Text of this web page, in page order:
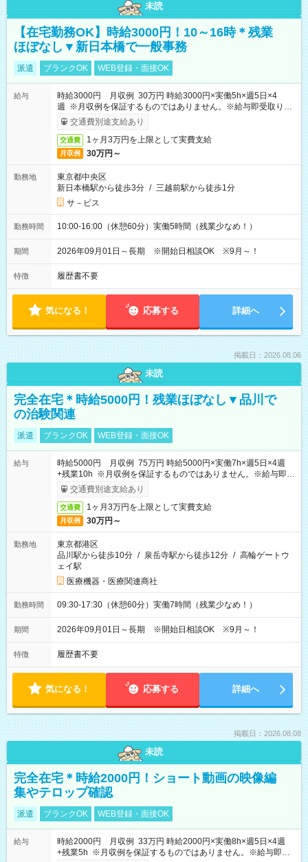
未読
【在宅勤務OK】時給3000円！10～16時＊残業
ほぼなし▼新日本橋で一般事務
派遣 ブランクOK WEB登録・面接OK
給与
時給3000円 月収例 30万円 時給3000円×実働5h×週5日×4
週 ※月収例を保証するものではありません。※給与即受取りサ
ービス利用可（利用条件有）
交通費別途支給あり
交通費 1ヶ月3万円を上限として実費支給
月収例 30万円～
勤務地
東京都中央区
新日本橋駅から徒歩3分 / 三越前駅から徒歩1分
サ－ビス
勤務時間 10:00-16:00（休憩60分）実働5時間（残業少なめ！）
期間 2026年09月01日～長期 ※開始日相談OK ※9月～！
特徴 履歴書不要
気になる！ 応募する 詳細へ
掲載日：2026.08.06
未読
完全在宅＊時給5000円！残業ほぼなし▼品川で
の治験関連
派遣 ブランクOK WEB登録・面接OK
給与
時給5000円 月収例 75万円 時給5000円×実働7h×週5日×4週
+残業10h ※月収例を保証するものではありません。※給与即受
取りサービス利用可（利用条件有）
交通費別途支給あり
交通費 1ヶ月3万円を上限として実費支給
月収例 30万円～
勤務地
東京都港区
品川駅から徒歩10分 / 泉岳寺駅から徒歩12分 / 高輪ゲートウ
ェイ駅
医療機器・医療関連商社
勤務時間 09:30-17:30（休憩60分）実働7時間（残業少なめ！）
期間 2026年09月01日～長期 ※開始日相談OK ※9月～！
特徴 履歴書不要
気になる！ 応募する 詳細へ
掲載日：2026.08.08
未読
完全在宅＊時給2000円！ショート動画の映像編
集やテロップ確認
派遣 ブランクOK WEB登録・面接OK
給与
時給2000円 月収例 33万円 時給2000円×実働8h×週5日×4週
+残業5h ※月収例を保証するものではありません。※給与即受